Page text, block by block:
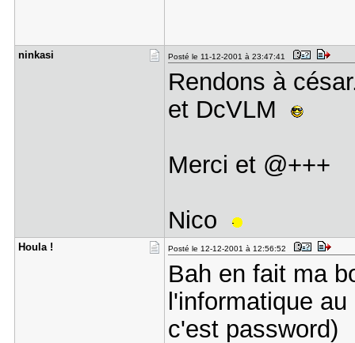
ninkasi Posté le 11-12-2001 à 23:47:41
Rendons à
et DcVLM
Merci et @+++
Nico
Houla ! Posté le 12-12-2001 à 12:56:52
Bah en fait ma
l'informatique
c'est password)